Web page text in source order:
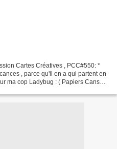
Cartes Créatives , PCC#550: *
, parce qu'il en a qui partent en
ma cop Ladybug : ( Papiers Canson